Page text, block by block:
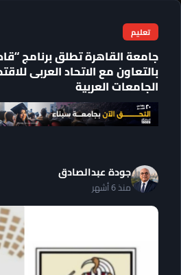
تعليم
جامعة القاهرة تطلق برنامج
بالتعاون مع الاتحاد العربى
الجامعات العربية
جودة عبدالصادق
منذ 6 أشهر